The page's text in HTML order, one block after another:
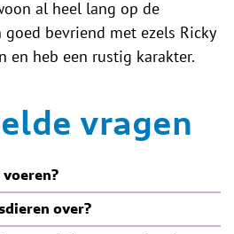
al heel lang op de
bevriend met ezels Ricky
en heb een rustig karakter.
vragen
voeren?
over?